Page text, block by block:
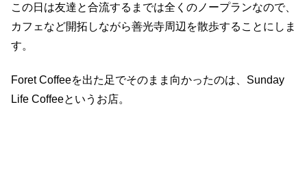
この日は友達と合流するまでは全くのノープランなので、
カフェなど開拓しながら善光寺周辺を散歩することにしま
す。
Foret Coffeeを出た足でそのまま向かったのは、Sunday
Life Coffeeというお店。